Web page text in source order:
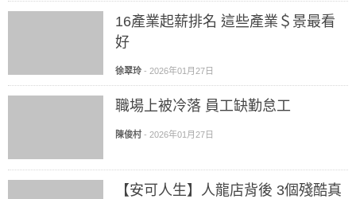
16產業起薪排名 這些產業＄景最看
好
徐翠玲 - 2026年01月27日
職場上被冷落 員工缺勤怠工
陳俊村 - 2026年01月27日
【安可人生】人龍店背後 3個殘酷真